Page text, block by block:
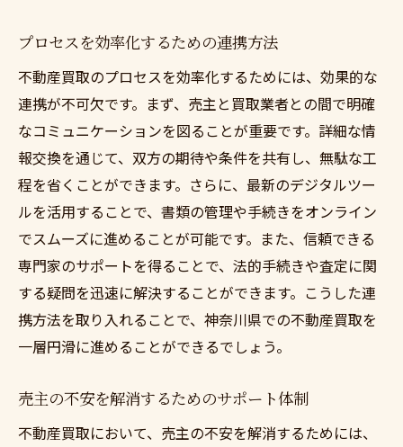
プロセスを効率化するための連携方法
不動産買取のプロセスを効率化するためには、効果的な
連携が不可欠です。まず、売主と買取業者との間で明確
なコミュニケーションを図ることが重要です。詳細な情
報交換を通じて、双方の期待や条件を共有し、無駄な工
程を省くことができます。さらに、最新のデジタルツー
ルを活用することで、書類の管理や手続きをオンライン
でスムーズに進めることが可能です。また、信頼できる
専門家のサポートを得ることで、法的手続きや査定に関
する疑問を迅速に解決することができます。こうした連
携方法を取り入れることで、神奈川県での不動産買取を
一層円滑に進めることができるでしょう。
売主の不安を解消するためのサポート体制
不動産買取において、売主の不安を解消するためには、